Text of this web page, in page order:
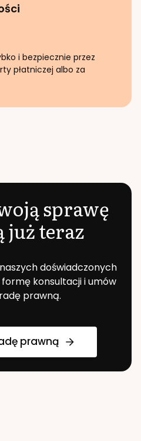
i bezpiecznie przez
płatniczej albo za
sprawę
już teraz
doświadczonych
konsultacji i umów
prawną.
prawną